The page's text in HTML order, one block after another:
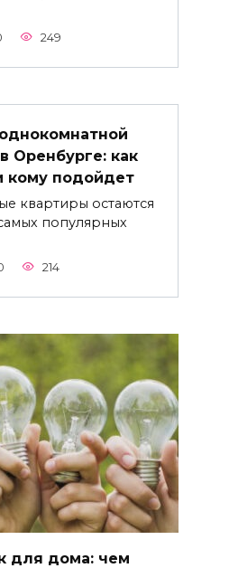
249
Оренбурге: как
кому подойдет
квартиры остаются
популярных
214
для дома: чем